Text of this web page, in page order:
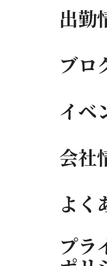
出勤
ブロ
イベ
会社
よく
プラ